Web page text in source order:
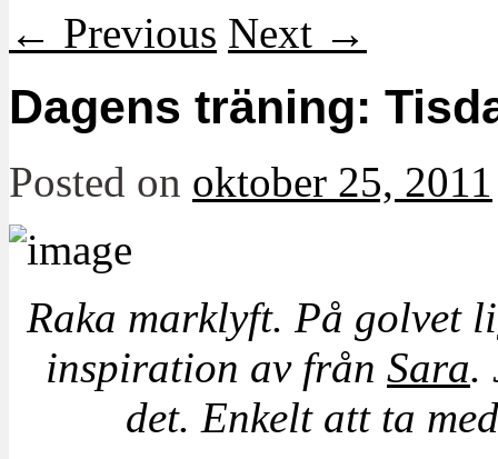
← Previous Next →
Dagens träning:
Posted on oktober 25, 2011
Raka marklyft. På golvet
inspiration av från Sara.
det. Enkelt att ta